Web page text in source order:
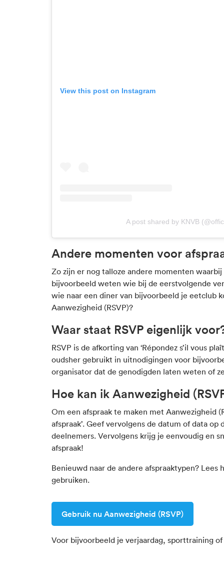
View this post on Instagram
A post shared by KNVB
Andere momenten voor
Zo zijn er nog talloze andere momenten
bijvoorbeeld weten wie bij de eerstvolgende
wie naar een diner van bijvoorbeeld je eetclub
Aanwezigheid (RSVP)?
Waar staat RSVP eigenlijk
RSVP is de afkorting van ‘Répondez s’il vous
oudsher gebruikt in uitnodigingen voor
organisator dat de genodigden laten weten of
Hoe kan ik Aanwezigheid
Om een afspraak te maken met Aanwezigheid
afspraak’. Geef vervolgens de datum of data
deelnemers. Vervolgens krijg je eenvoudig en
afspraak!
Benieuwd naar de andere afspraaktypen? Lees
gebruiken.
Gebruik nu Aanwezigheid (RSVP)
Voor bijvoorbeeld je verjaardag, sporttraining